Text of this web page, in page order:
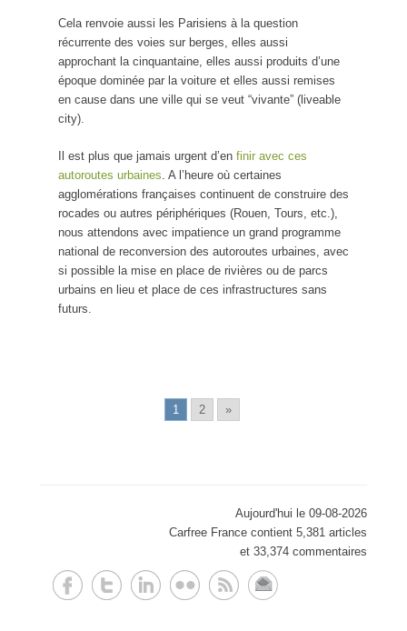
Cela renvoie aussi les Parisiens à la question
récurrente des voies sur berges, elles aussi
approchant la cinquantaine, elles aussi produits d’une
époque dominée par la voiture et elles aussi remises
en cause dans une ville qui se veut “vivante” (liveable
city).
Il est plus que jamais urgent d’en finir avec ces
autoroutes urbaines. A l’heure où certaines
agglomérations françaises continuent de construire des
rocades ou autres périphériques (Rouen, Tours, etc.),
nous attendons avec impatience un grand programme
national de reconversion des autoroutes urbaines, avec
si possible la mise en place de rivières ou de parcs
urbains en lieu et place de ces infrastructures sans
futurs.
1 2 »
Aujourd'hui le 09-08-2026
Carfree France contient 5,381 articles
et 33,374 commentaires